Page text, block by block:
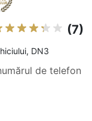
(7)
DN3
de telefon